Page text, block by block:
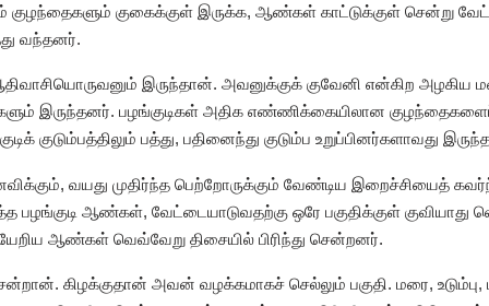
குகைக்குள் இருக்க, ஆண்கள் காட்டுக்குள் சென்று
வந்தனர்.
இருந்தான். அவனுக்குக் குவேனி என்கிற
இருந்தனர். பழங்குடிகள் அதிக எண்ணிக்கையிலான
குடும்பத்திலும் பத்து, பதினைந்து குடும்ப உறுப்பினர்களாவது
வயது முதிர்ந்த பெற்றோருக்கும் வேண்டிய இறைச்சியைத்
பழங்குடி ஆண்கள், வேட்டையாடுவதற்கு ஒரே பகுதிக்குள்
ஆண்கள் வெவ்வேறு திசையில் பிரிந்து சென்றனர்.
கிழக்குதான் அவன் வழக்கமாகச் செல்லும் பகுதி. மரை,